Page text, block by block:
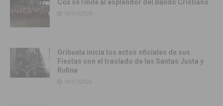
Cox se rinde al esplendor del Bando Cristiano
18/07/2026
Orihuela inicia los actos oficiales de sus
Fiestas con el traslado de las Santas Justa y
Rufina
18/07/2026